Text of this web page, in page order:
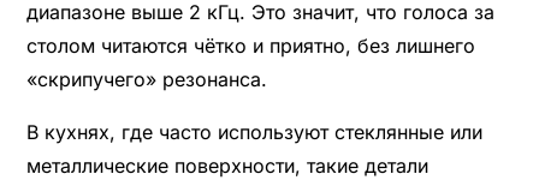
диапазоне выше 2 кГц. Это значит, что голоса за
столом читаются чётко и приятно, без лишнего
«скрипучего» резонанса.
В кухнях, где часто используют стеклянные или
металлические поверхности, такие детали